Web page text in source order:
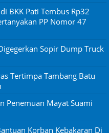
BKK Pati Tembus Rp32
PP Nomor 47
Sopir Dump Truck
Tertimpa Tambang Batu
Penemuan Mayat Suami
Korban Kebakaran Di